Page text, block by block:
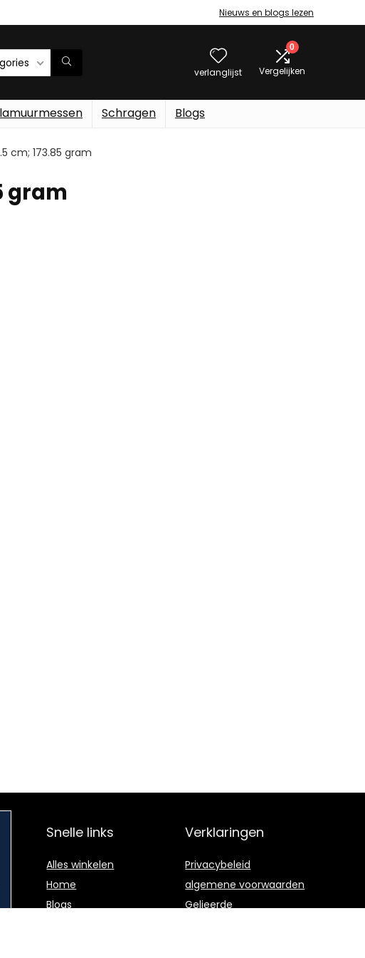
Nieuws en blogs lezen
verlanglijst
0
Vergelijken
Schragen Blogs
cm; 173.85 gram
gram
Snelle links
Alles winkelen
Home
Blogs
Verklaringen
Privacybeleid
algemene voorwaarden
Gelieerde